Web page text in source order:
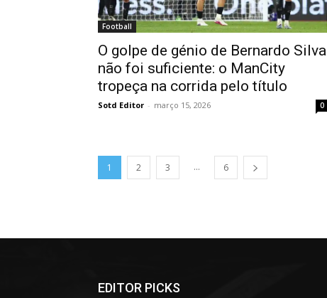
Football
O golpe de génio de Bernardo Silva
não foi suficiente: o ManCity
tropeça na corrida pelo título
Sotd Editor - março 15, 2026 0
1 2 3 ... 6
EDITOR PICKS